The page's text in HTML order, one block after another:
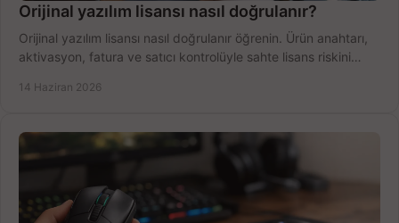
Orijinal yazılım lisansı nasıl doğrulanır?
Orijinal yazılım lisansı nasıl doğrulanır öğrenin. Ürün anahtarı,
aktivasyon, fatura ve satıcı kontrolüyle sahte lisans riskini
14 Haziran 2026